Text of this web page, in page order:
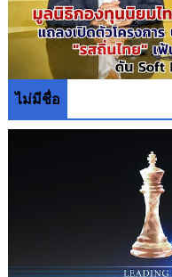
ไม่มีชื่อ